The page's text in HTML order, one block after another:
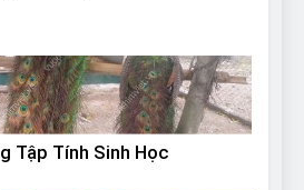
Tập Tính Sinh Học